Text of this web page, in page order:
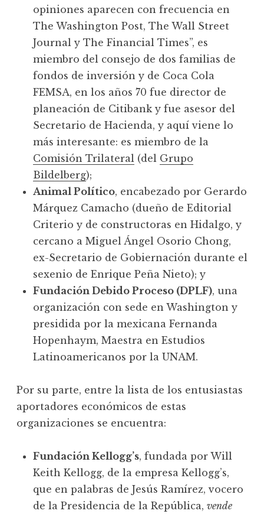
opiniones aparecen con frecuencia en
The Washington Post, The Wall Street
Journal y The Financial Times”, es
miembro del consejo de dos familias de
fondos de inversión y de Coca Cola
FEMSA, en los años 70 fue director de
planeación de Citibank y fue asesor del
Secretario de Hacienda, y aquí viene lo
más interesante: es miembro de la
Comisión Trilateral (del Grupo
Bildelberg);
Animal Político, encabezado por Gerardo
Márquez Camacho (dueño de Editorial
Criterio y de constructoras en Hidalgo, y
cercano a Miguel Ángel Osorio Chong,
ex-Secretario de Gobiernación durante el
sexenio de Enrique Peña Nieto); y
Fundación Debido Proceso (DPLF), una
organización con sede en Washington y
presidida por la mexicana Fernanda
Hopenhaym, Maestra en Estudios
Latinoamericanos por la UNAM.
Por su parte, entre la lista de los entusiastas
aportadores económicos de estas
organizaciones se encuentra:
Fundación Kellogg’s, fundada por Will
Keith Kellogg, de la empresa Kellogg’s,
que en palabras de Jesús Ramírez, vocero
de la Presidencia de la República, vende